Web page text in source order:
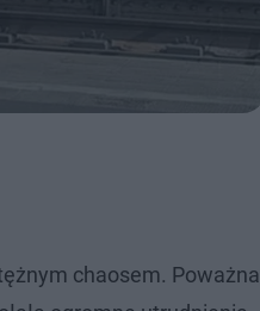
chaosem. Poważna